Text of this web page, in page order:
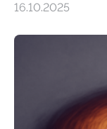
Größenordnung
die Herleitung.
16.10.2025